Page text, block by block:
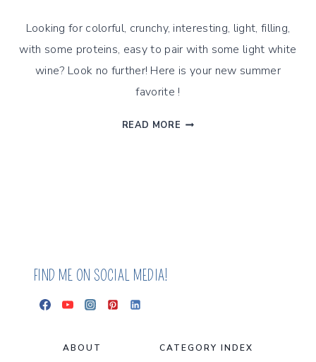
Looking for colorful, crunchy, interesting, light, filling,
with some proteins, easy to pair with some light white
wine? Look no further! Here is your new summer
favorite !
READ MORE SUMMER
FIND ME ON SOCIAL MEDIA!
ABOUT
CATEGORY INDEX